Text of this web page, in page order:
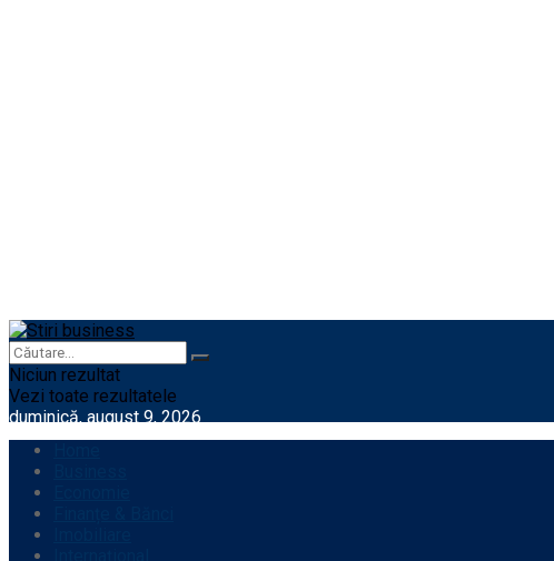
Niciun rezultat
Vezi toate rezultatele
duminică, august 9, 2026